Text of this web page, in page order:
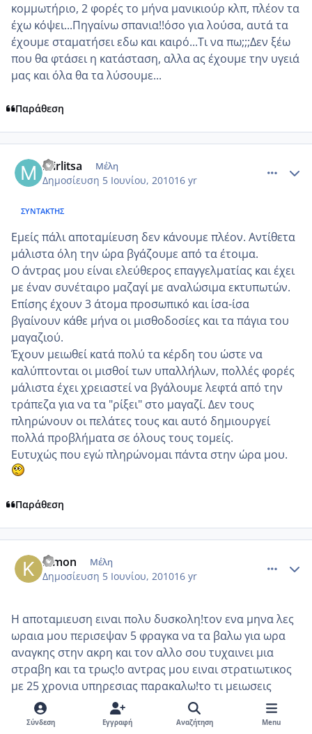
κομμωτήριο, 2 φορές το μήνα μανικιούρ κλπ, πλέον τα
έχω κόψει...Πηγαίνω σπανια!!όσο για λούσα, αυτά τα
έχουμε σταματήσει εδω και καιρό...Τι να πω;;;Δεν ξέω
που θα φτάσει η κατάσταση, αλλα ας έχουμε την υγειά
μας και όλα θα τα λύσουμε...
Παράθεση
mirlitsa Μέλη
Δημοσίευση 5 Ιουνίου, 201016 yr
ΣΥΝΤΆΚΤΗΣ
Εμείς πάλι αποταμίευση δεν κάνουμε πλέον. Αντίθετα
μάλιστα όλη την ώρα βγάζουμε από τα έτοιμα.
Ο άντρας μου είναι ελεύθερος επαγγελματίας και έχει
με έναν συνέταιρο μαζαγί με αναλώσιμα εκτυπωτών.
Επίσης έχουν 3 άτομα προσωπικό και ίσα-ίσα
βγαίνουν κάθε μήνα οι μισθοδοσίες και τα πάγια του
μαγαζιού.
Έχουν μειωθεί κατά πολύ τα κέρδη του ώστε να
καλύπτονται οι μισθοί των υπαλλήλων, πολλές φορές
μάλιστα έχει χρειαστεί να βγάλουμε λεφτά από την
τράπεζα για να τα "ρίξει" στο μαγαζί. Δεν τους
πληρώνουν οι πελάτες τους και αυτό δημιουργεί
πολλά προβλήματα σε όλους τους τομείς.
Ευτυχώς που εγώ πληρώνομαι πάντα στην ώρα μου.
Παράθεση
Kimon Μέλη
Δημοσίευση 5 Ιουνίου, 201016 yr
Η αποταμιευση ειναι πολυ δυσκολη!τον ενα μηνα λες
ωραια μου περισεψαν 5 φραγκα να τα βαλω για ωρα
αναγκης στην ακρη και τον αλλο σου τυχαινει μια
στραβη και τα τρως!ο αντρας μου ειναι στρατιωτικος
με 25 χρονια υπηρεσιας παρακαλω!το τι μειωσεις
εχουμε ουτε φανταζεστε!Και τα παιδια?που εχουν τις
δραστηριοτηρες τους? που θελουν τα μπανια τους?τις
Σύνδεση Εγγραφή Αναζήτηση Menu